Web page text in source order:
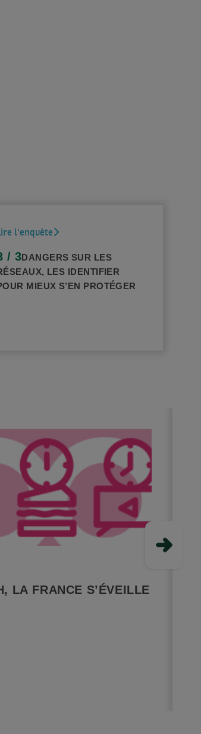
l'enquête
/ 3DANGERS SUR LES
LES IDENTIFIER
MIEUX S’EN PROTÉGER
LA FRANCE S’ÉVEILLE